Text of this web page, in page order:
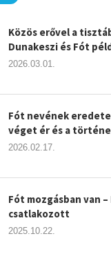
Közös erővel a
Dunakeszi és Fót
2026.03.01.
Fót nevének
véget ér és a
2026.02.17.
Fót mozgásban van
csatlakozott
2025.10.22.